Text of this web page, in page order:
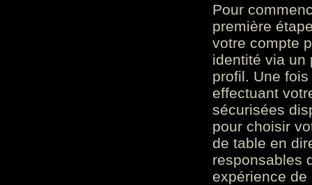
Pour
première
votre compte
identité via un
profil. Une
effectuant
sécurisées
pour choisir
de table en
responsables
expérience